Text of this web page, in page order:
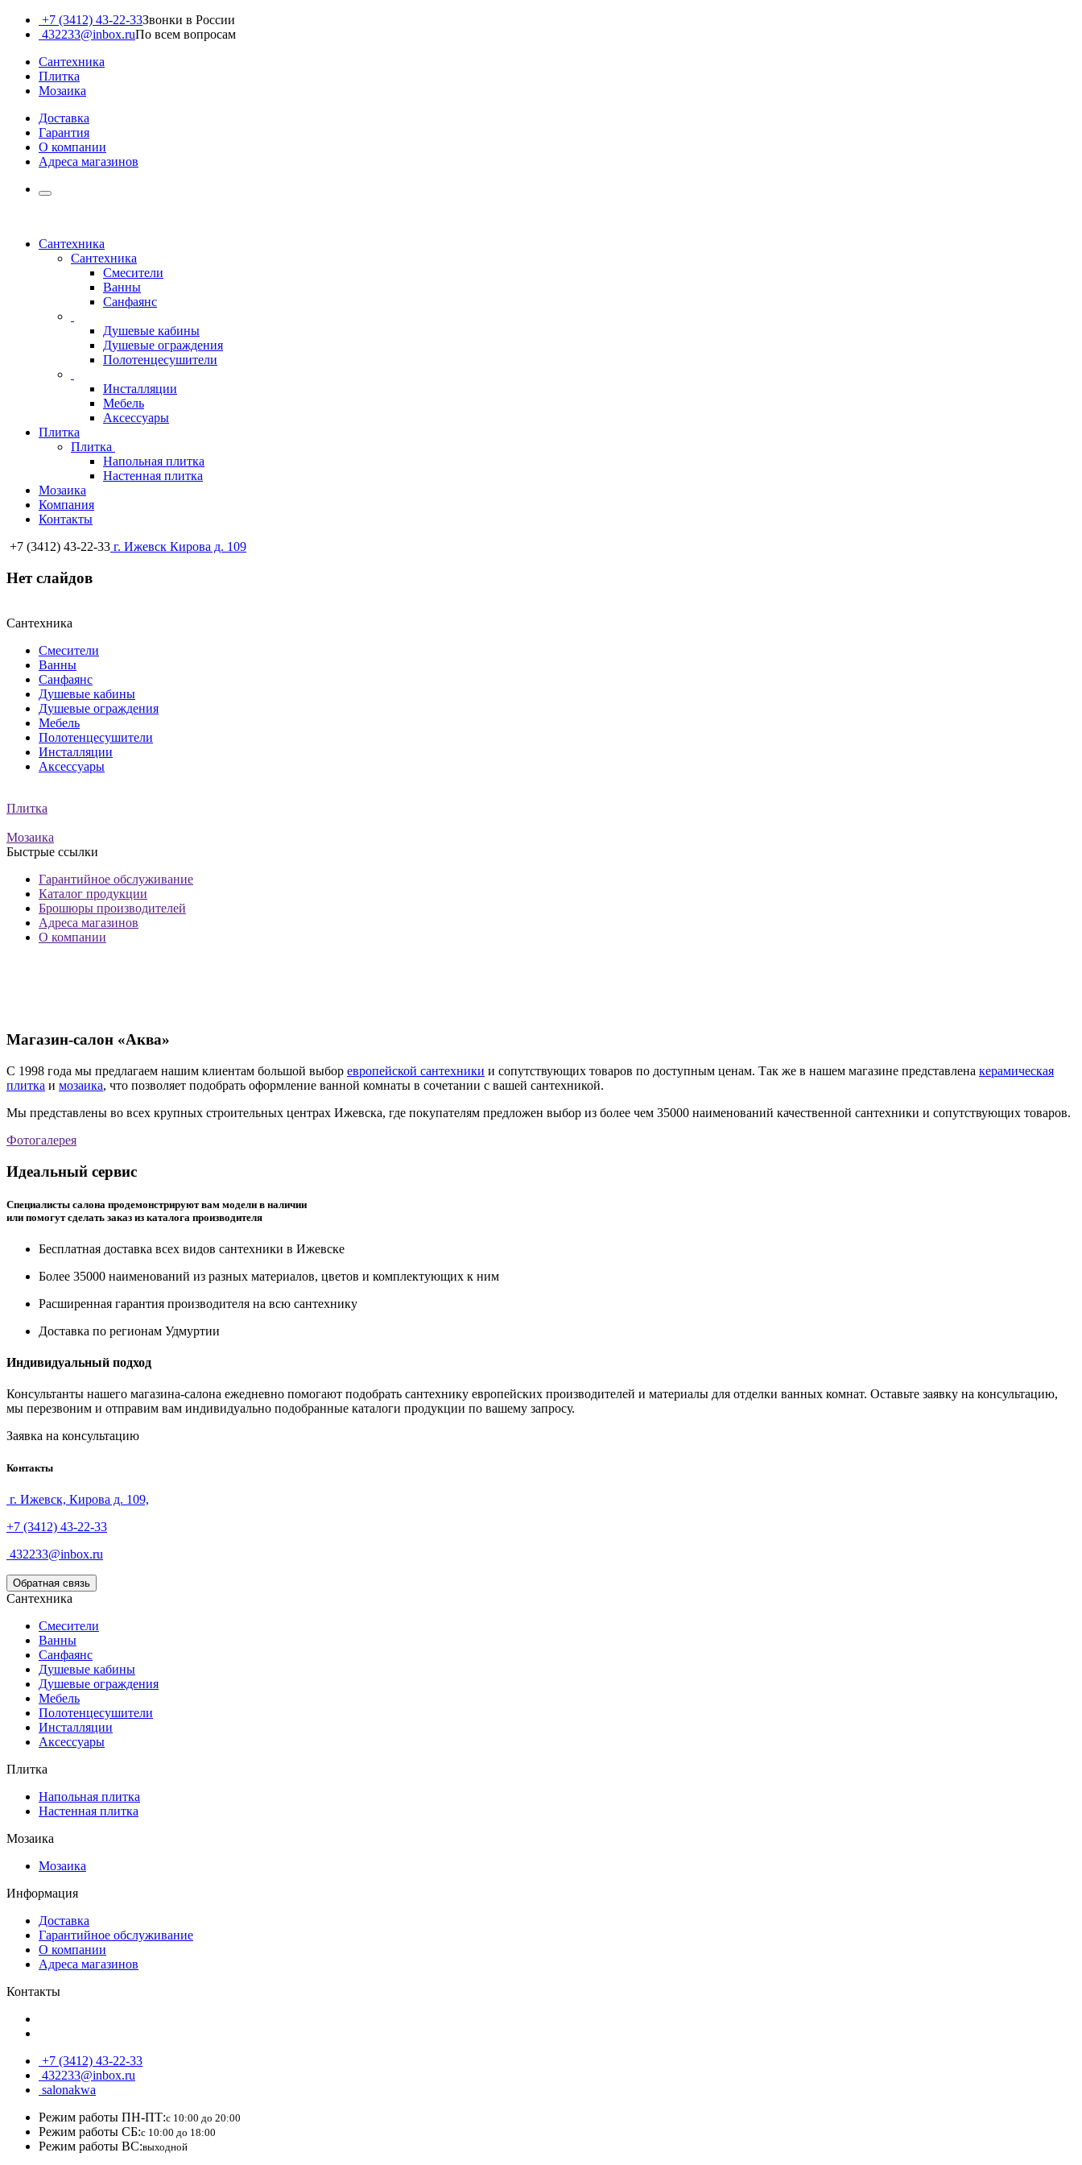
+7 (3412) 43-22-33Звонки в России
432233@inbox.ruПо всем вопросам
Сантехника
Плитка
Мозаика
Доставка
Гарантия
О компании
Адреса магазинов
Сантехника
Сантехника
Смесители
Ванны
Санфаянс
Душевые кабины
Душевые ограждения
Полотенцесушители
Инсталляции
Мебель
Аксессуары
Плитка
Плитка
Напольная плитка
Настенная плитка
Мозаика
Компания
Контакты
+7 (3412) 43-22-33 г. Ижевск Кирова д. 109
Нет слайдов
Сантехника
Смесители
Ванны
Санфаянс
Душевые кабины
Душевые ограждения
Мебель
Полотенцесушители
Инсталляции
Аксессуары
Плитка
Мозаика
Быстрые ссылки
Гарантийное обслуживание
Каталог продукции
Брошюры производителей
Адреса магазинов
О компании
Магазин-салон «Аква»
С 1998 года мы предлагаем нашим клиентам большой выбор европейской сантехники и сопутствующих товаров по доступным ценам. Так же в нашем магазине представлена керамическая
плитка и мозаика, что позволяет подобрать оформление ванной комнаты в сочетании с вашей сантехникой.
Мы представлены во всех крупных строительных центрах Ижевска, где покупателям предложен выбор из более чем 35000 наименований качественной сантехники и сопутствующих товаров.
Фотогалерея
Идеальный сервис
Специалисты салона продемонстрируют вам модели в наличии
или помогут сделать заказ из каталога производителя
Бесплатная доставка всех видов сантехники в Ижевске
Более 35000 наименований из разных материалов, цветов и комплектующих к ним
Расширенная гарантия производителя на всю сантехнику
Доставка по регионам Удмуртии
Индивидуальный подход
Консультанты нашего магазина-салона ежедневно помогают подобрать сантехнику европейских производителей и материалы для отделки ванных комнат. Оставьте заявку на консультацию,
мы перезвоним и отправим вам индивидуально подобранные каталоги продукции по вашему запросу.
Заявка на консультацию
Контакты
г. Ижевск, Кирова д. 109,
+7 (3412) 43-22-33
432233@inbox.ru
Обратная связь
Сантехника
Смесители
Ванны
Санфаянс
Душевые кабины
Душевые ограждения
Мебель
Полотенцесушители
Инсталляции
Аксессуары
Плитка
Напольная плитка
Настенная плитка
Мозаика
Мозаика
Информация
Доставка
Гарантийное обслуживание
О компании
Адреса магазинов
Контакты
+7 (3412) 43-22-33
432233@inbox.ru
salonakwa
Режим работы ПН-ПТ:с 10:00 до 20:00
Режим работы СБ:с 10:00 до 18:00
Режим работы ВС:выходной